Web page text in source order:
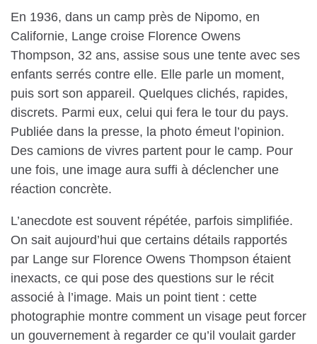
En 1936, dans un camp près de Nipomo, en
Californie, Lange croise Florence Owens
Thompson, 32 ans, assise sous une tente avec ses
enfants serrés contre elle. Elle parle un moment,
puis sort son appareil. Quelques clichés, rapides,
discrets. Parmi eux, celui qui fera le tour du pays.
Publiée dans la presse, la photo émeut l’opinion.
Des camions de vivres partent pour le camp. Pour
une fois, une image aura suffi à déclencher une
réaction concrète.
L’anecdote est souvent répétée, parfois simplifiée.
On sait aujourd’hui que certains détails rapportés
par Lange sur Florence Owens Thompson étaient
inexacts, ce qui pose des questions sur le récit
associé à l’image. Mais un point tient : cette
photographie montre comment un visage peut forcer
un gouvernement à regarder ce qu’il voulait garder